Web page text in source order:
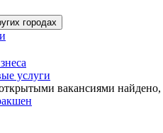
городах
услуги
вакансиями найдено,